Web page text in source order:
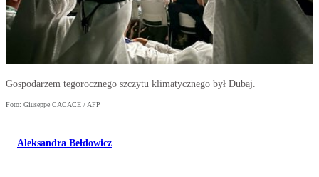
Gospodarzem tegorocznego szczytu klimatycznego był Dubaj.
Foto: Giuseppe CACACE / AFP
Aleksandra Bełdowicz